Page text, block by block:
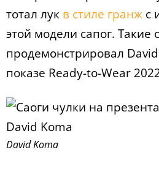
тотал лук в стиле гранж с
этой модели сапог. Такие
продемонстрировал
показе Ready-to-Wear
David Koma